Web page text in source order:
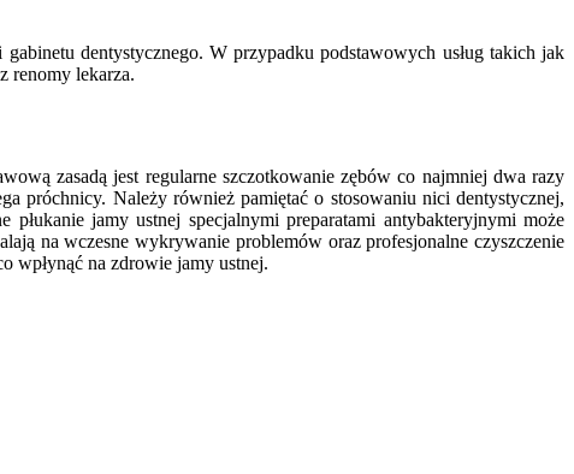
dentystycznego. W przypadku podstawowych usług takich jak
renomy lekarza.
zasadą jest regularne szczotkowanie zębów co najmniej dwa razy
próchnicy. Należy również pamiętać o stosowaniu nici dentystycznej,
jamy ustnej specjalnymi preparatami antybakteryjnymi może
na wczesne wykrywanie problemów oraz profesjonalne czyszczenie
wpłynąć na zdrowie jamy ustnej.